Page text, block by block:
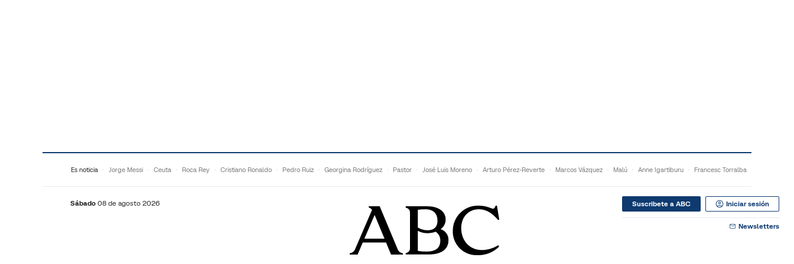
Es noticia Jorge Messi Ceuta Roca Rey Cristiano Ronaldo Pedro Ruiz Georgina Rodríguez Pastor José Luis Moreno Arturo Pérez-Reverte Marcos Vázquez Malú Anne Igartiburu Francesc Torralba
Sábado 08 de agosto 2026 Suscribete a ABC Iniciar sesión
Newsletters